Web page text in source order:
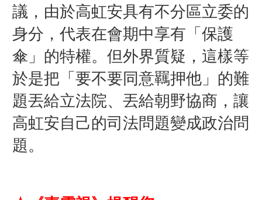
議，由於高虹安具有不分區立委的
身分，代表在會期中享有「保護
傘」的特權。但外界質疑，這樣等
於是把「要不要同意羈押他」的難
題丟給立法院、丟給朝野協商，讓
高虹安自己的司法問題變成政治問
題。